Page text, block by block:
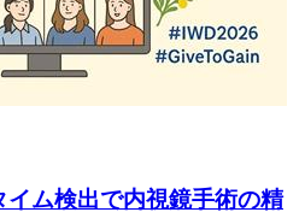
ム検出で内視鏡手術の精